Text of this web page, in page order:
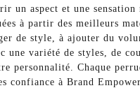
un aspect et une
à partir des meilleurs
de style, à ajouter du
une variété de styles, de
personnalité. Chaque
confiance à Brand